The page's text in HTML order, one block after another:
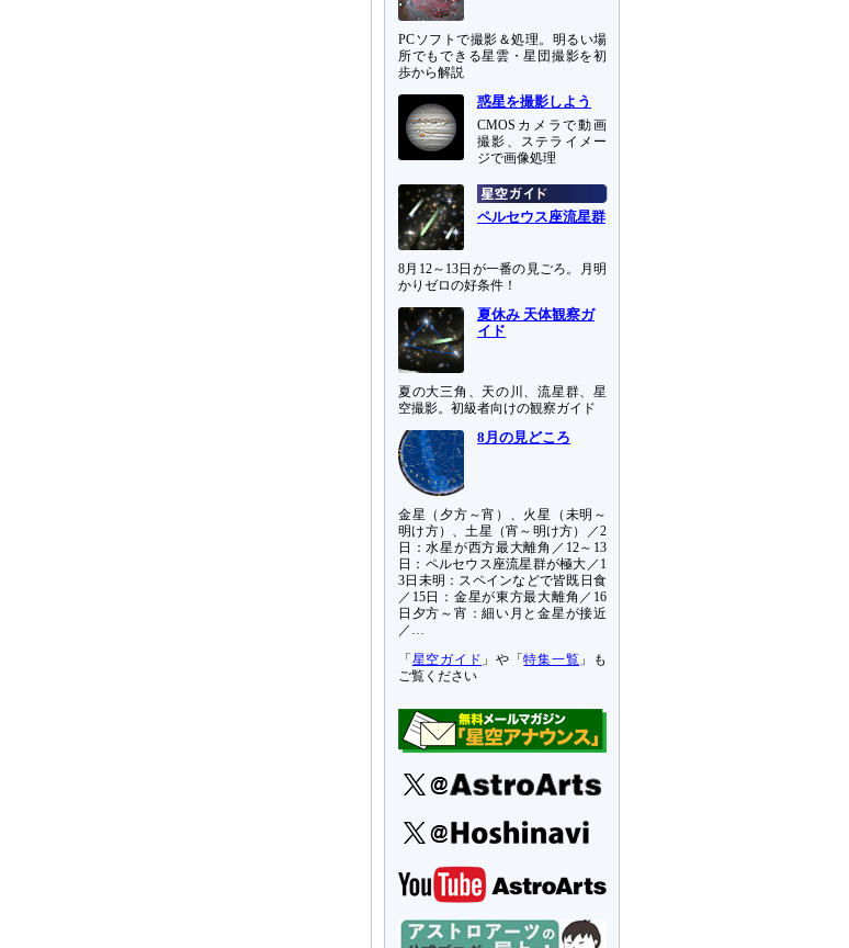
PCソフトで撮影＆処理。明るい場
所でもできる星雲・星団撮影を初
歩から解説
惑星を撮影しよう
CMOSカメラで動画
撮影、ステライメー
ジで画像処理
ペルセウス座流星群
8月12～13日が一番の見ごろ。月明
かりゼロの好条件！
夏休み 天体観察ガ
イド
夏の大三角、天の川、流星群、星
空撮影。初級者向けの観察ガイド
8月の見どころ
金星（夕方～宵）、火星（未明～
明け方）、土星（宵～明け方）／2
日：水星が西方最大離角／12～13
日：ペルセウス座流星群が極大／1
3日未明：スペインなどで皆既日食
／15日：金星が東方最大離角／16
日夕方～宵：細い月と金星が接近
／…
「 星空ガイド 」や「特集一覧 」も
ご覧ください